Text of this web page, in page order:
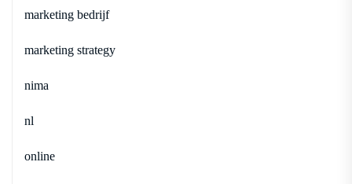
marketing bedrijf
marketing strategy
nima
nl
online